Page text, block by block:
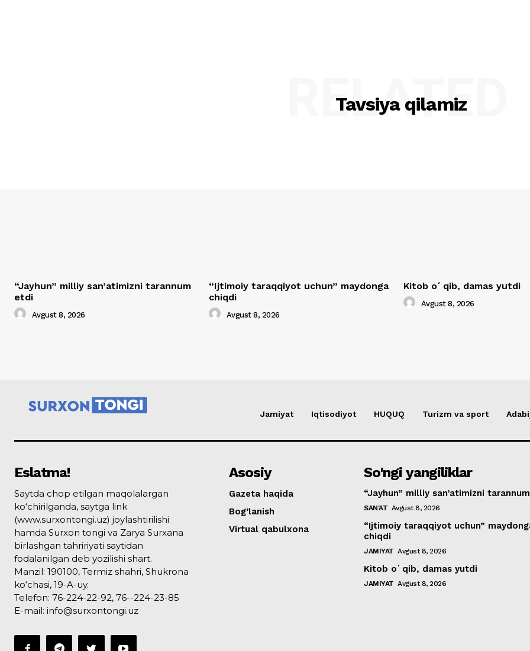
Tavsiya qilamiz
RELATED
“Jayhun” milliy san’atimizni tarannum
etdi
Avgust 8, 2026
“Ijtimoiy taraqqiyot uchun” maydonga
chiqdi
Avgust 8, 2026
Kitob oʻqib, damas yutdi
Avgust 8, 2026
Jamiyat Iqtisodiyot HUQUQ Turizm va sport
Eslatma!
Saytda chop etilgan maqolalargan
ko‘chirilganda, saytga link
(www.surxontongi.uz) joylashtirilishi
hamda Surxon tongi va Zarya Surxana
birlashgan tahririyati saytidan
fodalanilgan deb yozilishi shart.
Manzil: 190100, Termiz shahri, Shukrona
ko‘chasi, 19-A-uy.
Telefon: 76-224-22-92, 76--224-23-85
E-mail: info@surxontongi.uz
Asosiy
Gazeta haqida
Bog’lanish
Virtual qabulxona
So'ngi yangiliklar
“Jayhun” milliy san’atimizni
SAN'AT Avgust 8, 2026
“Ijtimoiy taraqqiyot uchun”
chiqdi
JAMIYAT Avgust 8, 2026
Kitob oʻqib, damas yutdi
JAMIYAT Avgust 8, 2026